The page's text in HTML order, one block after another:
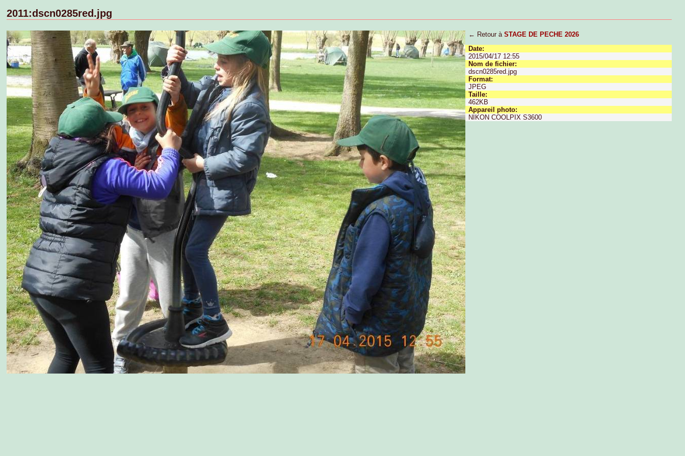
2011:dscn0285red.jpg
← Retour àSTAGE DE PECHE 2026
Date:
2015/04/17 12:55
Nom de fichier:
dscn0285red.jpg
Format:
JPEG
Taille:
462KB
Appareil photo:
NIKON COOLPIX S3600